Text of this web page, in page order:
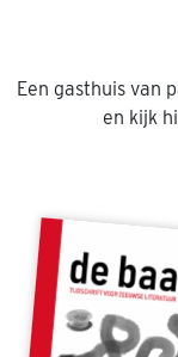
Een gasthuis van
en kijk